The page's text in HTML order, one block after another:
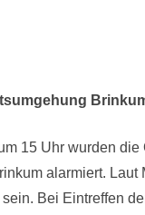
15 Uhr wurden
alarmiert.
Bei Eintreffen